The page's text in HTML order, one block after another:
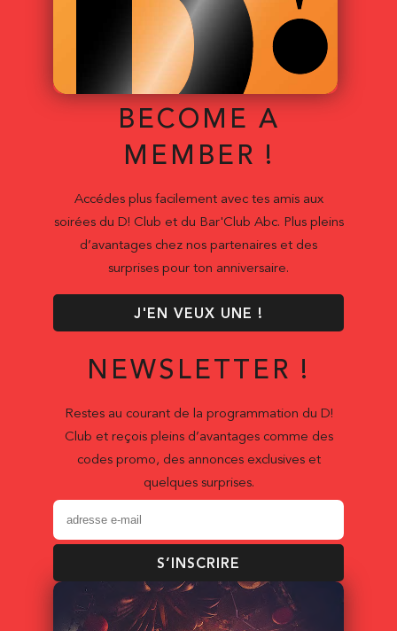
BECOME A
MEMBER !
Accédes plus facilement avec tes amis aux
soirées du D! Club et du Bar'Club Abc. Plus pleins
d’avantages chez nos partenaires et des
surprises pour ton anniversaire.
J'EN VEUX UNE !
NEWSLETTER !
Restes au courant de la programmation du D!
Club et reçois pleins d’avantages comme des
codes promo, des annonces exclusives et
quelques surprises.
S’INSCRIRE